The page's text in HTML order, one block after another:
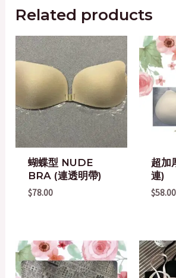
Related products
蝴蝶型 NUDE
BRA (連透明帶)
$78.00
超加
連)
$58.00